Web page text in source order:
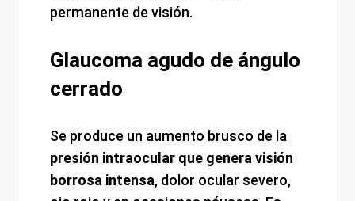
permanente de visión.
Glaucoma agudo de ángulo
cerrado
Se produce un aumento brusco de la
presión intraocular que genera visión
borrosa intensa, dolor ocular severo,